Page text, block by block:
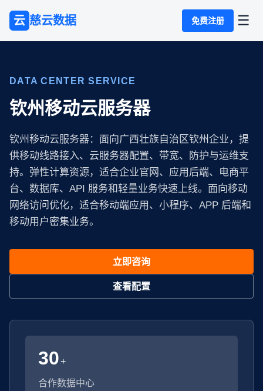
云 慈云数据 免费注册 ☰
DATA CENTER SERVICE
钦州移动云服务器
钦州移动云服务器：面向广西壮族自治区钦州企业，提
供移动线路接入、云服务器配置、带宽、防护与运维支
持。弹性计算资源，适合企业官网、应用后端、电商平
台、数据库、API 服务和轻量业务快速上线。面向移动
网络访问优化，适合移动端应用、小程序、APP 后端和
移动用户密集业务。
立即咨询
查看配置
30+
合作数据中心